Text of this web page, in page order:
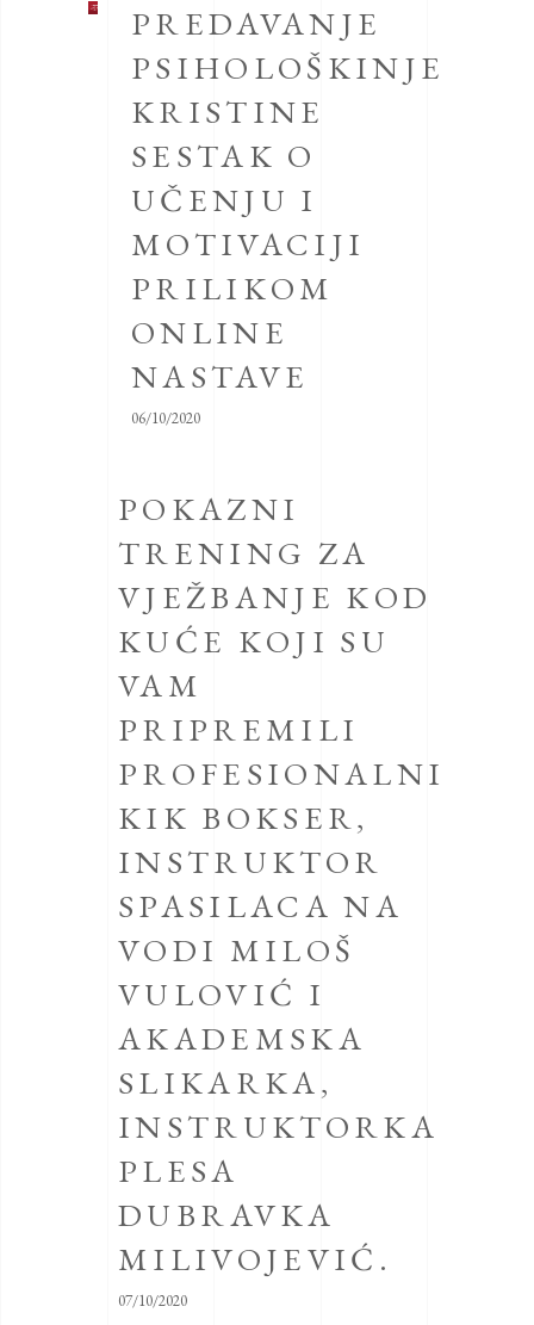
PREDAVANJE
PSIHOLOŠKINJE
KRISTINE
SESTAK O
UČENJU I
MOTIVACIJI
PRILIKOM
ONLINE
NASTAVE
06/10/2020
POKAZNI
TRENING ZA
VJEŽBANJE KOD
KUĆE KOJI SU
VAM
PRIPREMILI
PROFESIONALNI
KIK BOKSER,
INSTRUKTOR
SPASILACA NA
VODI MILOŠ
VULOVIĆ I
AKADEMSKA
SLIKARKA,
INSTRUKTORKA
PLESA
DUBRAVKA
MILIVOJEVIĆ.
07/10/2020